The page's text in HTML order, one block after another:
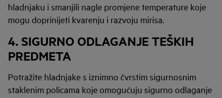
hladnjaku i smanjili nagle promjene temperature koje
mogu doprinijeti kvarenju i razvoju mirisa.
4. SIGURNO ODLAGANJE TEŠKIH
PREDMETA
Potražite hladnjake s iznimno čvrstim sigurnosnim
staklenim policama koje omogućuju sigurno odlaganje